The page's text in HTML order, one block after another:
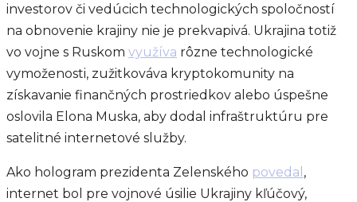
investorov či vedúcich technologických spoločností
na obnovenie krajiny nie je prekvapivá. Ukrajina totiž
vo vojne s Ruskom využíva rôzne technologické
vymoženosti, zužitkováva kryptokomunity na
získavanie finančných prostriedkov alebo úspešne
oslovila Elona Muska, aby dodal infraštruktúru pre
satelitné internetové služby.
Ako hologram prezidenta Zelenského povedal ,
internet bol pre vojnové úsilie Ukrajiny kľúčový,